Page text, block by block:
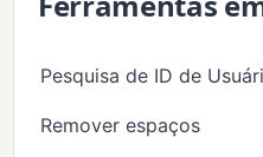
Pesquisa de ID de
Remover espaços